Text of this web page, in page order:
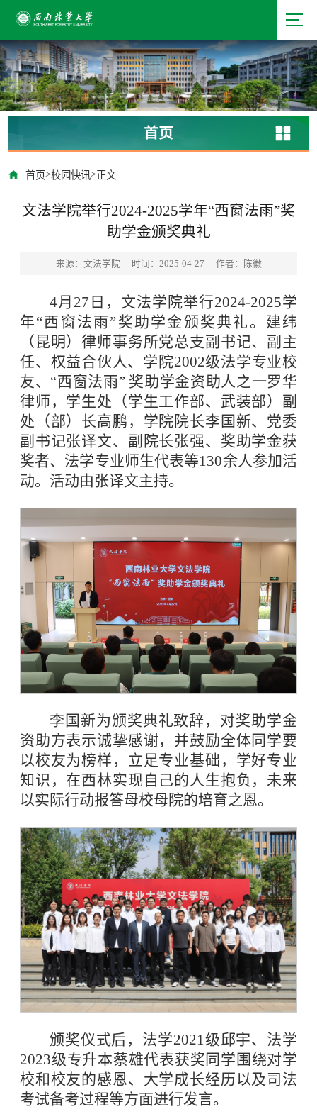
首页
首页>校园快讯>正文
文法学院举行2024-2025学年“西窗法雨”奖
助学金颁奖典礼
来源：文法学院 时间：2025-04-27 作者：陈徽
4月27日，文法学院举行2024-2025学
年“西窗法雨”奖助学金颁奖典礼。建纬
（昆明）律师事务所党总支副书记、副主
任、权益合伙人、学院2002级法学专业校
友、“西窗法雨” 奖助学金资助人之一罗华
律师，学生处（学生工作部、武装部）副
处（部）长高鹏，学院院长李国新、党委
副书记张译文、副院长张强、奖助学金获
奖者、法学专业师生代表等130余人参加活
动。活动由张译文主持。
李国新为颁奖典礼致辞，对奖助学金
资助方表示诚挚感谢，并鼓励全体同学要
以校友为榜样，立足专业基础，学好专业
知识，在西林实现自己的人生抱负，未来
以实际行动报答母校母院的培育之恩。
颁奖仪式后，法学2021级邱宇、法学
2023级专升本蔡雄代表获奖同学围绕对学
校和校友的感恩、大学成长经历以及司法
考试备考过程等方面进行发言。